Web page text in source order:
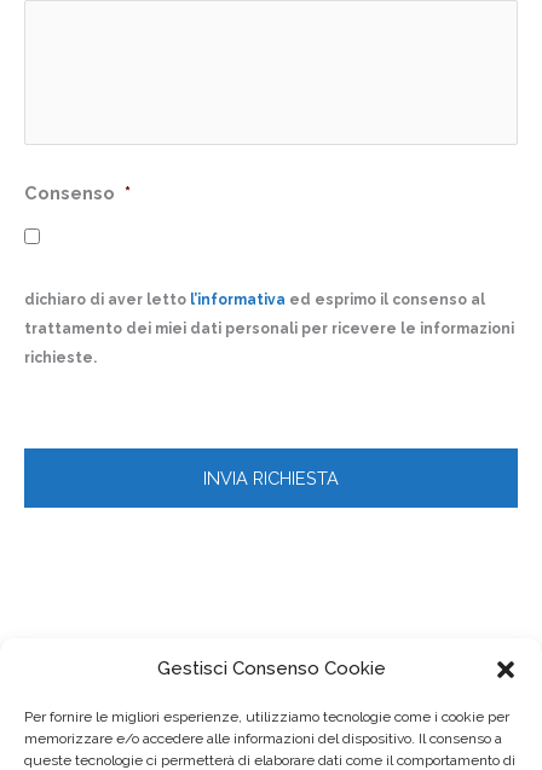
Gestisci Consenso Cookie
Per fornire le migliori esperienze, utilizziamo tecnologie come i cookie per
memorizzare e/o accedere alle informazioni del dispositivo. Il consenso a
queste tecnologie ci permetterà di elaborare dati come il comportamento di
Consenso *
dichiaro di aver letto l’informativa ed esprimo il consenso al
trattamento dei miei dati personali per ricevere le informazioni
richieste.